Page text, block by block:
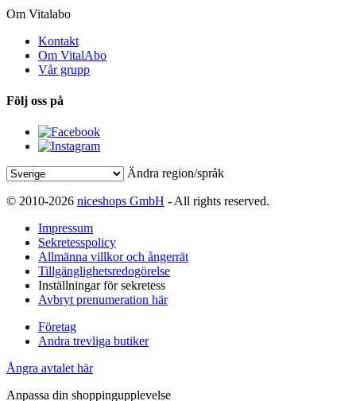
Om Vitalabo
Kontakt
Om VitalAbo
Vår grupp
Följ oss på
Ändra region/språk
© 2010-2026 niceshops GmbH - All rights reserved.
Impressum
Sekretesspolicy
Allmänna villkor och ångerrät
Tillgänglighetsredogörelse
Inställningar för sekretess
Avbryt prenumeration här
Företag
Andra trevliga butiker
Ångra avtalet här
Anpassa din shoppingupplevelse